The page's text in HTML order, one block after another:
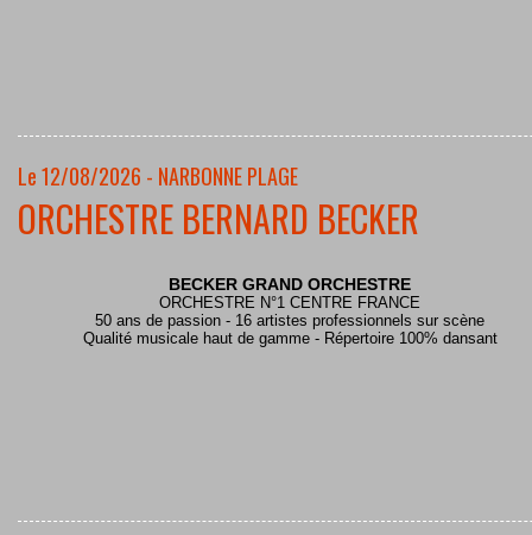
Le 12/08/2026 - NARBONNE PLAGE
ORCHESTRE BERNARD BECKER
BECKER GRAND ORCHESTRE
ORCHESTRE N°1 CENTRE FRANCE
50 ans de passion - 16 artistes professionnels sur scène
Qualité musicale haut de gamme - Répertoire 100% dansant